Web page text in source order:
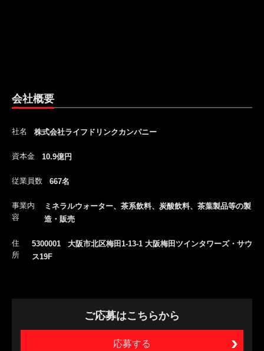
会社概要
社名 株式会社ライフドリンクカンパニー
資本金 10.9億円
従業員数 667名
事業内
容
ミネラルウォーター、茶系飲料、炭酸飲料、茶葉製品等の製
造・販売
住
所
5300001 大阪市北区梅田1-13-1 大阪梅田ツインタワーズ・サウ
ス19F
ご応募はこちらから
応募する